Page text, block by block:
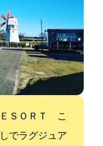
ＳＯＲＴ こ
でラグジュア